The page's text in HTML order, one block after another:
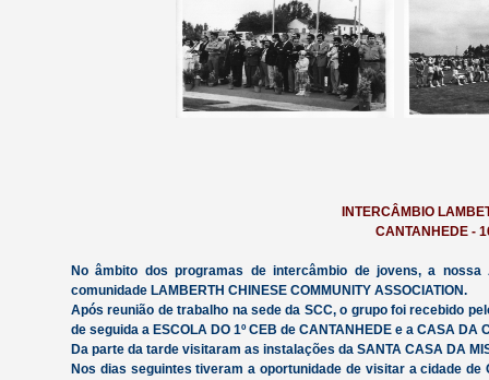
INTERCÂMBIO
CANTANHEDE -
No âmbito dos programas de intercâmbio de jovens, a
comunidade LAMBERTH CHINESE COMMUNITY ASSOCIATION.
Após reunião de trabalho na sede da SCC, o grupo foi recebido
de seguida a ESCOLA DO 1º CEB de CANTANHEDE e a CASA DA
Da parte da tarde visitaram as instalações da SANTA CASA DA
Nos dias seguintes tiveram a oportunidade de visitar a cidade